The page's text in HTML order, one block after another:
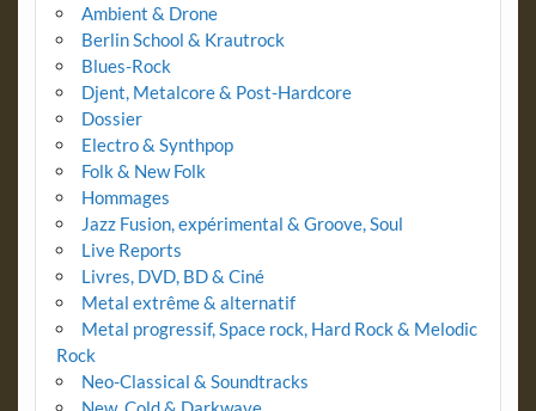
Ambient & Drone
Berlin School & Krautrock
Blues-Rock
Djent, Metalcore & Post-Hardcore
Dossier
Electro & Synthpop
Folk & New Folk
Hommages
Jazz Fusion, expérimental & Groove, Soul
Live Reports
Livres, DVD, BD & Ciné
Metal extrême & alternatif
Metal progressif, Space rock, Hard Rock & Melodic
Rock
Neo-Classical & Soundtracks